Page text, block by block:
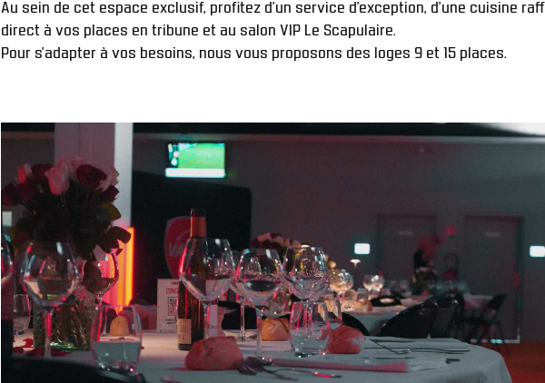
Au sein de cet espace exclusif, profitez d’un service d’exception, d’une cuisine
direct à vos places en tribune et au salon VIP Le Scapulaire.
Pour s’adapter à vos besoins, nous vous proposons des loges 9 et 15 places.